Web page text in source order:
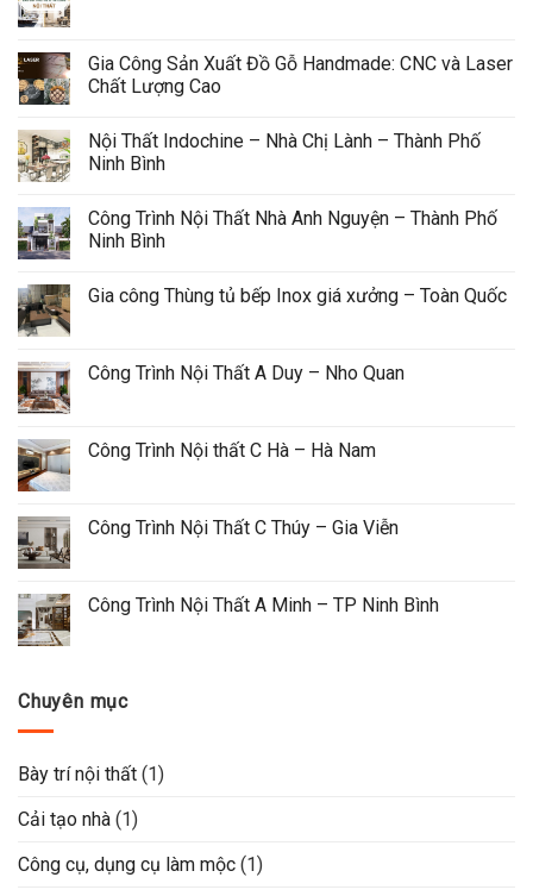
Gia Công Sản Xuất Đồ Gỗ Handmade: CNC và Laser
Chất Lượng Cao
Nội Thất Indochine – Nhà Chị Lành – Thành Phố
Ninh Bình
Công Trình Nội Thất Nhà Anh Nguyện – Thành Phố
Ninh Bình
Gia công Thùng tủ bếp Inox giá xưởng – Toàn Quốc
Công Trình Nội Thất A Duy – Nho Quan
Công Trình Nội thất C Hà – Hà Nam
Công Trình Nội Thất C Thúy – Gia Viễn
Công Trình Nội Thất A Minh – TP Ninh Bình
Chuyên mục
Bày trí nội thất (1)
Cải tạo nhà (1)
Công cụ, dụng cụ làm mộc (1)